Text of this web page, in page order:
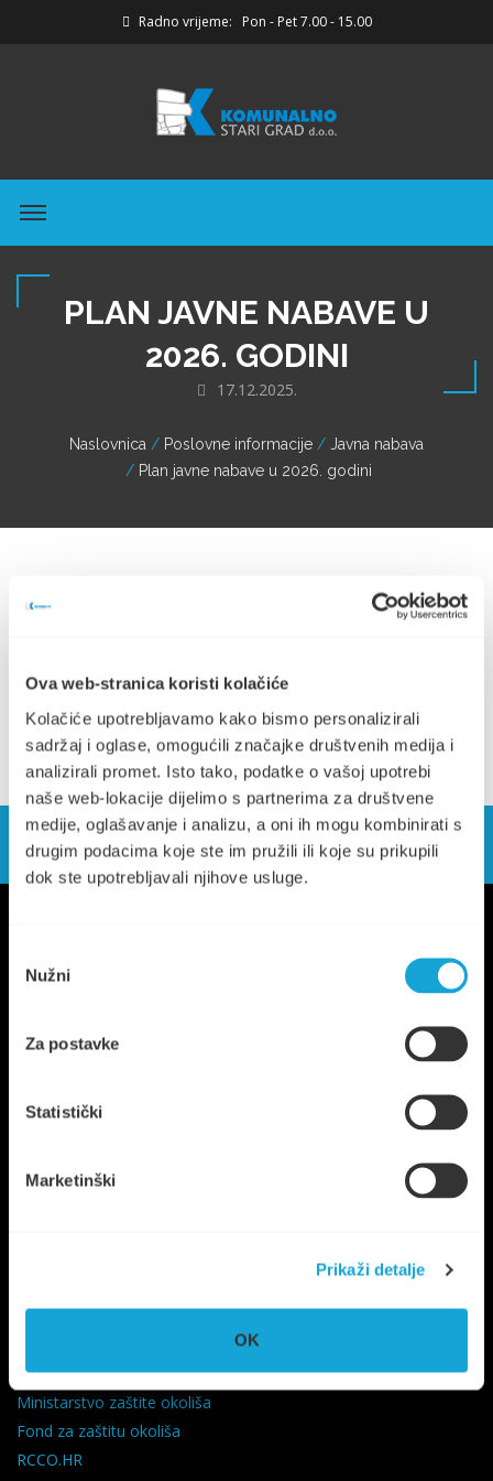
Ova web-stranica koristi kolačiće
Kolačiće upotrebljavamo kako bismo personalizirali
sadržaj i oglase, omogućili značajke društvenih medija i
analizirali promet. Isto tako, podatke o vašoj upotrebi
naše web-lokacije dijelimo s partnerima za društvene
medije, oglašavanje i analizu, a oni ih mogu kombinirati s
drugim podacima koje ste im pružili ili koje su prikupili
dok ste upotrebljavali njihove usluge.
pristanka
Nužni
Za postavke
Statistički
Marketinški
Prikaži detalje
OK
Radno vrijeme: Pon - Pet 7.00 - 15.00
PLAN JAVNE NABAVE U
2026. GODINI
17.12.2025.
Naslovnica Poslovne informacije
Javna nabava
Plan javne nabave u 2026. godini
NAUTIKA
Grad Stari Grad
Vlada RH
Ministarstvo zaštite okoliša
Fond za zaštitu okoliša
RCCO.HR